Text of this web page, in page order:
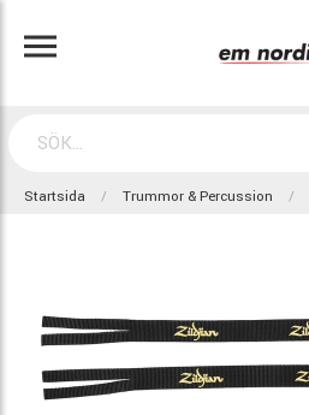
Startsida Trummor & Percussion